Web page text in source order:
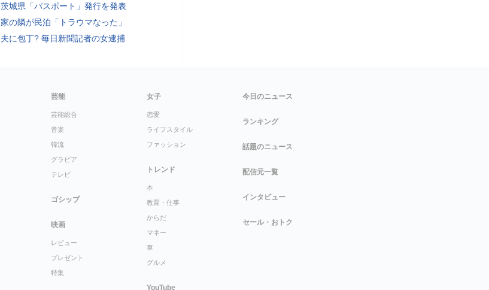
茨城県「パスポート」発行を発表
家の隣が民泊「トラウマなった」
夫に包丁? 毎日新聞記者の女逮捕
芸能
芸能総合
音楽
韓流
グラビア
テレビ
ゴシップ
映画
レビュー
プレゼント
特集
女子
恋愛
ライフスタイル
ファッション
トレンド
本
教育・仕事
からだ
マネー
車
グルメ
YouTube
今日のニュース
ランキング
話題のニュース
配信元一覧
インタビュー
セール・おトク